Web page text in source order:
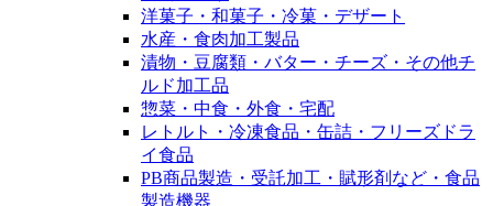
洋菓子・和菓子・冷菓・デザート
水産・食肉加工製品
漬物・豆腐類・バター・チーズ・その他チ
ルド加工品
惣菜・中食・外食・宅配
レトルト・冷凍食品・缶詰・フリーズドラ
イ食品
PB商品製造・受託加工・賦形剤など・食品
製造機器